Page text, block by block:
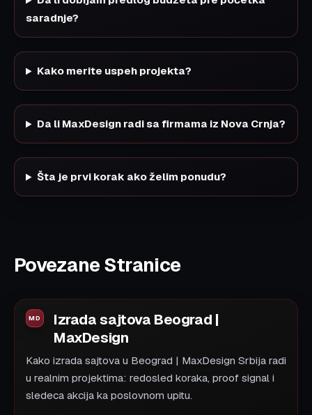
saradnje?
Kako merite uspeh projekta?
Da li MaxDesign radi sa firmama iz Nova Crnja?
Šta je prvi korak ako želim ponudu?
Povezane Stranice
Izrada sajtova Beograd |
MaxDesign
Kako izrada sajtova u Beograd | MaxDesign Srbija radi
u realnim projektima: redosled koraka, proof signal i
sledeca akcija ka poslovnom upitu.